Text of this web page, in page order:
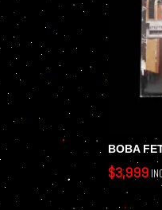
BOBA
$3,999
AÑADIR AL